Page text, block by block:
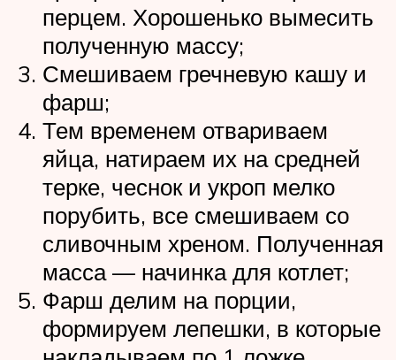
перцем. Хорошенько вымесить
полученную массу;
Смешиваем гречневую кашу и
фарш;
Тем временем отвариваем
яйца, натираем их на средней
терке, чеснок и укроп мелко
порубить, все смешиваем со
сливочным хреном. Полученная
масса — начинка для котлет;
Фарш делим на порции,
формируем лепешки, в которые